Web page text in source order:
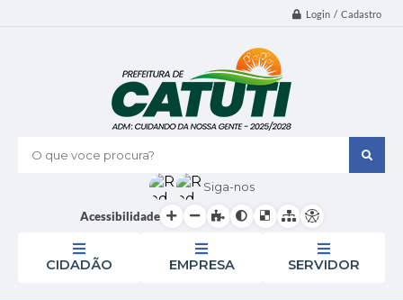
Login / Cadastro
O que voce procura?
Siga-nos
Acessibilidade
CIDADÃO EMPRESA SERVIDOR